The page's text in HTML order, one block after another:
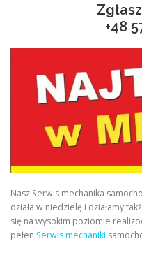
+48
Nasz Serwis mechanika
działa w niedzielę i działamy
się na wysokim poziomie
pełen Serwis mechaniki